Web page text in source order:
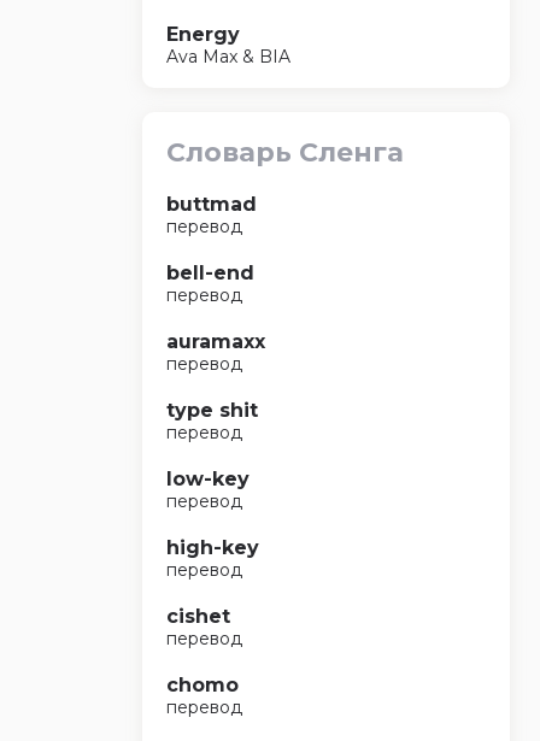
Energy
Ava Max & BIA
Словарь Сленга
buttmad
перевод
bell-end
перевод
auramaxx
перевод
type shit
перевод
low-key
перевод
high-key
перевод
cishet
перевод
chomo
перевод